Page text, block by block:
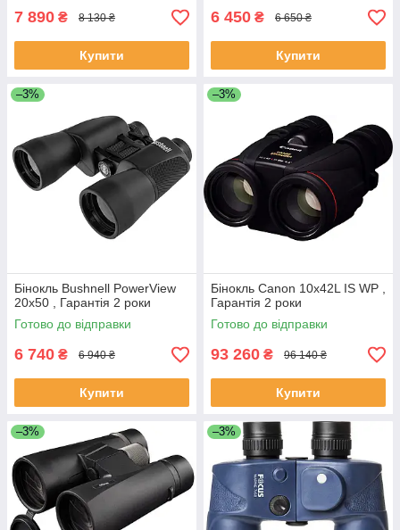
7 890 ₴ 8 130 ₴
Купити
6 450 ₴ 6 650 ₴
Купити
–3%
Бінокль Bushnell PowerView
20x50 , Гарантія 2 роки
Готово до відправки
6 740 ₴ 6 940 ₴
Купити
–3%
Бінокль Canon 10x42L IS WP ,
Гарантія 2 роки
Готово до відправки
93 260 ₴ 96 140 ₴
Купити
–3% –3%